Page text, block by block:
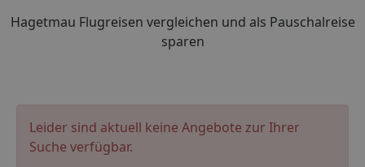
Hagetmau Flugreisen vergleichen und als Pauschalreise
sparen
Leider sind aktuell keine Angebote zur Ihrer
Suche verfügbar.